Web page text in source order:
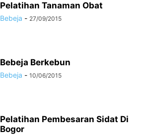
Pelatihan Tanaman Obat
Bebeja - 27/09/2015
Bebeja Berkebun
Bebeja - 10/06/2015
Pelatihan Pembesaran Sidat Di
Bogor